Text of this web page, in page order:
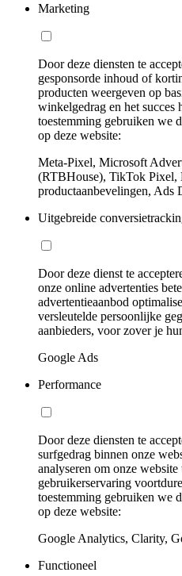
Marketing
Door deze diensten te
gesponsorde inhoud of
producten weergeven op
winkelgedrag en het
toestemming gebruiken we
op deze website:
Meta-Pixel, Microsoft
(RTBHouse), TikTok Pixel,
productaanbevelingen, Ads
Uitgebreide
Door deze dienst te
onze online advertenties
advertentieaanbod
versleutelde persoonlijke
aanbieders, voor zover je
Google Ads
Performance
Door deze diensten te
surfgedrag binnen onze
analyseren om onze
gebruikerservaring
toestemming gebruiken we
op deze website:
Google Analytics, Clarity,
Functioneel